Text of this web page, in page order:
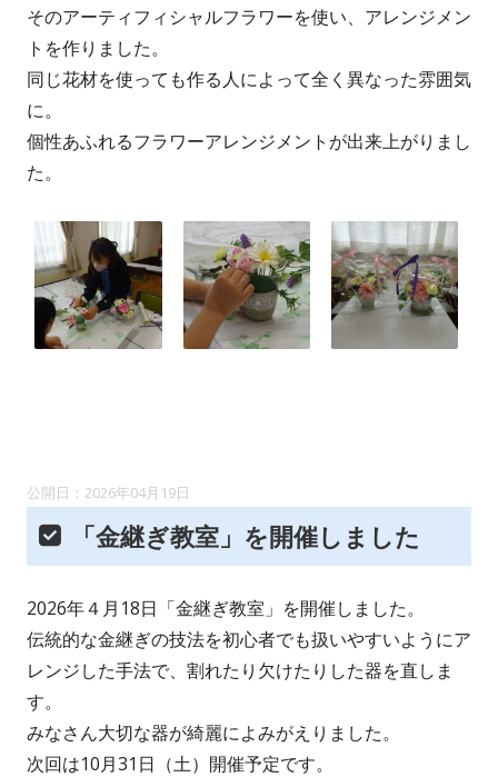
そのアーティフィシャルフラワーを使い、アレンジメン
トを作りました。
同じ花材を使っても作る人によって全く異なった雰囲気
に。
個性あふれるフラワーアレンジメントが出来上がりまし
た。
2026年04月19日
「金継ぎ教室」を開催しました
2026年４月18日「金継ぎ教室」を開催しました。
伝統的な金継ぎの技法を初心者でも扱いやすいようにア
レンジした手法で、割れたり欠けたりした器を直しま
す。
みなさん大切な器が綺麗によみがえりました。
次回は10月31日（土）開催予定です。